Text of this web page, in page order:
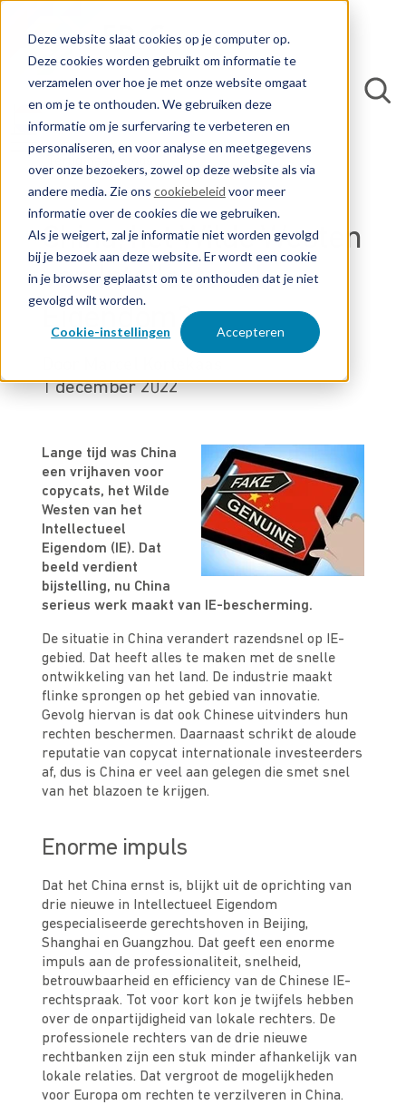
Deze website slaat cookies op je computer op.
Deze cookies worden gebruikt om informatie te
verzamelen over hoe je met onze website omgaat
en om je te onthouden. We gebruiken deze
informatie om je surfervaring te verbeteren en
personaliseren, en voor analyse en meetgegevens
over onze bezoekers, zowel op deze website als via
andere media. Zie ons cookiebeleid voor meer
informatie over de cookies die we gebruiken.
Als je weigert, zal je informatie niet worden gevolgd
bij je bezoek aan deze website. Er wordt een cookie
in je browser geplaatst om te onthouden dat je niet
gevolgd wilt worden.
Cookie-instellingen Accepteren
Terug naar blogs
China, het Wilde Westen
van Intellectueel
Eigendom?
1 december 2022
Lange tijd was China
een vrijhaven voor
copycats, het Wilde
Westen van het
Intellectueel
Eigendom (IE). Dat
beeld verdient
bijstelling, nu China
serieus werk maakt van IE-bescherming.
De situatie in China verandert razendsnel op IE-
gebied. Dat heeft alles te maken met de snelle
ontwikkeling van het land. De industrie maakt
flinke sprongen op het gebied van innovatie.
Gevolg hiervan is dat ook Chinese uitvinders hun
rechten beschermen. Daarnaast schrikt de aloude
reputatie van copycat internationale investeerders
af, dus is China er veel aan gelegen die smet snel
van het blazoen te krijgen.
Enorme impuls
Dat het China ernst is, blijkt uit de oprichting van
drie nieuwe in Intellectueel Eigendom
gespecialiseerde gerechtshoven in Beijing,
Shanghai en Guangzhou. Dat geeft een enorme
impuls aan de professionaliteit, snelheid,
betrouwbaarheid en efficiency van de Chinese IE-
rechtspraak. Tot voor kort kon je twijfels hebben
over de onpartijdigheid van lokale rechters. De
professionele rechters van de drie nieuwe
rechtbanken zijn een stuk minder afhankelijk van
lokale relaties. Dat vergroot de mogelijkheden
voor Europa om rechten te verzilveren in China.